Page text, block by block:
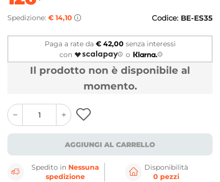
Spedizione: € 14,10 Codice: BE-ES35
Paga a rate da € 42,00 senza interessi
con
o
Il prodotto non è disponibile al
momento.
quantity
button
quantity
minus
button
AGGIUNGI AL CARRELLO
Spedito in Nessuna
spedizione
Disponibilità
0 pezzi